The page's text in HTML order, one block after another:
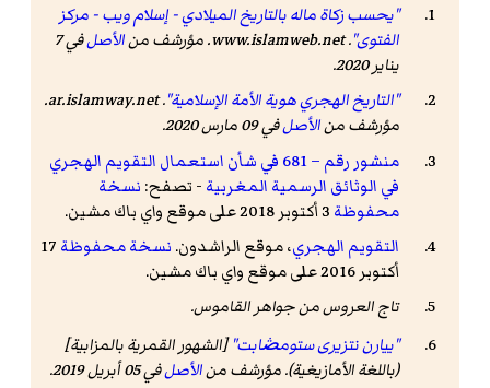
"يحسب زكاة ماله بالتاريخ الميلادي - إسلام ويب - مركز
الفتوى".
www.islamweb.net. مؤرشف منالأصل
في 7
يناير 2020
.
"التاريخ الهجري هوية الأمة الإسلامية".
ar.islamway.net
.
مؤرشف منالأصلفي 09 مارس 2020
.
منشور رقم – 681 في شأن استعمال التقويم الهجري
في الوثائق الرسمية المغربية - تصفح: نسخة
محفوظة
التقويم الهجري، موقع الراشدون. نسخة محفوظة 17
أكتوبر 2016 على موقع واي باك مشين.
تاج العروس من جواهر القاموس.
"ییارن نتزیری ستومڞابت"[الشهور القمرية بالمزابية]
(باللغة الأمازيغية). مؤرشف منالأصلفي 05 أبريل 2019.